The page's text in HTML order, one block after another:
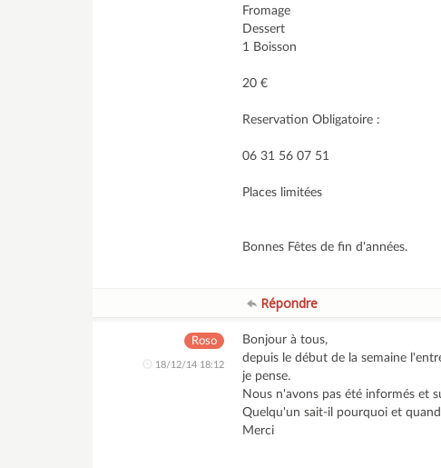
Fromage
Dessert
1 Boisson
20 €
Reservation Obligatoire :
06 31 56 07 51
Places limitées
Bonnes Fêtes de fin d'années.
Répondre
Roso
18/12/14 18:12
Bonjour à tous,
depuis le début de la semaine
je pense.
Nous n'avons pas été informés et
Quelqu'un sait-il pourquoi et
Merci